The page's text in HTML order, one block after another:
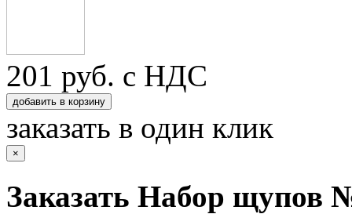
201 руб. с НДС
добавить в корзину
заказать в один клик
×
Заказать Набор щупов